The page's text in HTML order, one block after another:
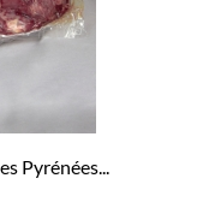
Pyrénées...